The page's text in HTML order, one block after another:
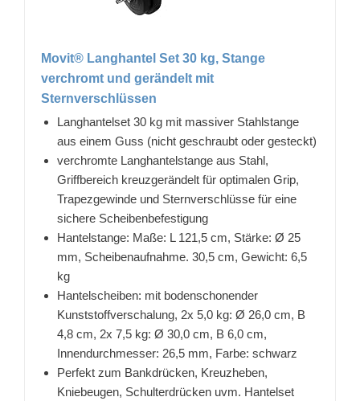
Movit® Langhantel Set 30 kg, Stange
verchromt und gerändelt mit
Sternverschlüssen
Langhantelset 30 kg mit massiver Stahlstange
aus einem Guss (nicht geschraubt oder gesteckt)
verchromte Langhantelstange aus Stahl,
Griffbereich kreuzgerändelt für optimalen Grip,
Trapezgewinde und Sternverschlüsse für eine
sichere Scheibenbefestigung
Hantelstange: Maße: L 121,5 cm, Stärke: Ø 25
mm, Scheibenaufnahme. 30,5 cm, Gewicht: 6,5
kg
Hantelscheiben: mit bodenschonender
Kunststoffverschalung, 2x 5,0 kg: Ø 26,0 cm, B
4,8 cm, 2x 7,5 kg: Ø 30,0 cm, B 6,0 cm,
Innendurchmesser: 26,5 mm, Farbe: schwarz
Perfekt zum Bankdrücken, Kreuzheben,
Kniebeugen, Schulterdrücken uvm. Hantelset